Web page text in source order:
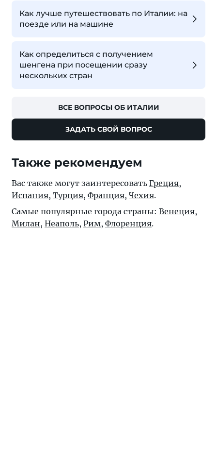
Как лучше путешествовать по Италии: на
поезде или на машине
Как определиться с получением
шенгена при посещении сразу
нескольких стран
ВСЕ ВОПРОСЫ ОБ ИТАЛИИ
ЗАДАТЬ СВОЙ ВОПРОС
Также рекомендуем
Вас также могут заинтересовать Греция,
Испания, Турция, Франция, Чехия.
Самые популярные города страны: Венеция,
Милан, Неаполь, Рим, Флоренция.